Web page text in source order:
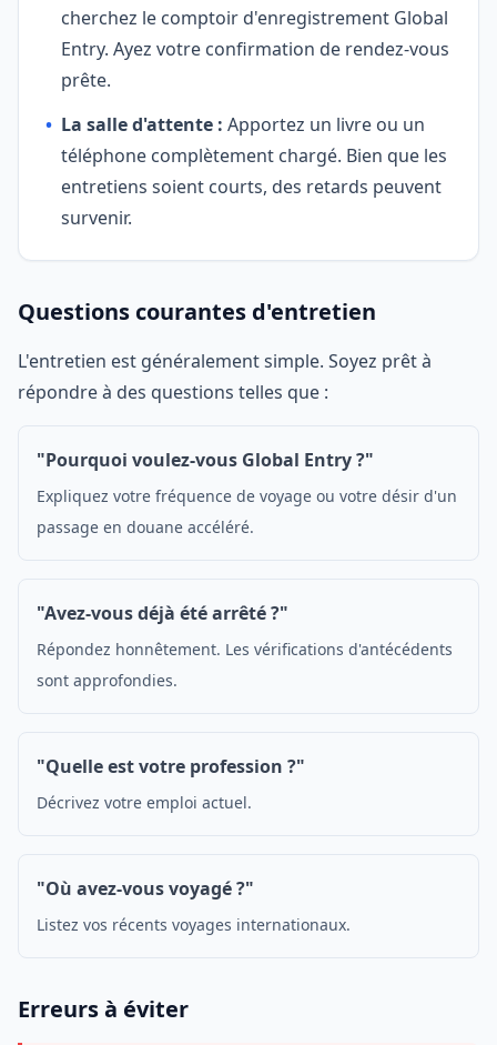
cherchez le comptoir d'enregistrement Global
Entry. Ayez votre confirmation de rendez-vous
prête.
• La salle d'attente : Apportez un livre ou un
téléphone complètement chargé. Bien que les
entretiens soient courts, des retards peuvent
survenir.
Questions courantes d'entretien
L'entretien est généralement simple. Soyez prêt à
répondre à des questions telles que :
"Pourquoi voulez-vous Global Entry ?"
Expliquez votre fréquence de voyage ou votre désir d'un
passage en douane accéléré.
"Avez-vous déjà été arrêté ?"
Répondez honnêtement. Les vérifications d'antécédents
sont approfondies.
"Quelle est votre profession ?"
Décrivez votre emploi actuel.
"Où avez-vous voyagé ?"
Listez vos récents voyages internationaux.
Erreurs à éviter